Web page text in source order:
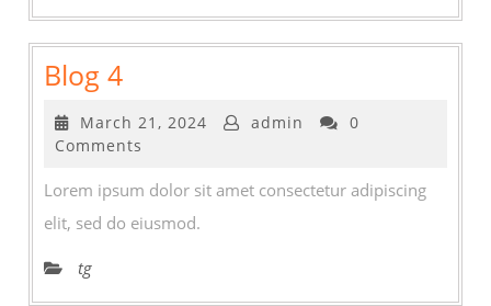
Blog 4Blog
4
March 21, 2024 Marchadmin
0
Comments
Lorem ipsum dolor sit amet consectetur adipiscing
elit, sed do eiusmod.
tg